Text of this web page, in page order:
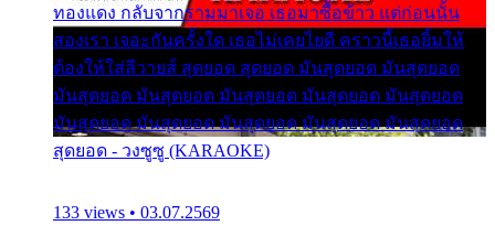
ทองแดง กลับจากรามมาเจอ เธอมาซื้อข้าว แต่ก่อนนั้น
สองเรา เจอะกันครั้งใด เธอไม่เคยไยดี คราวนี้เธอยิ้มให้
ต้องให้ใส่ลีวายส์ สุดยอด สุดยอด มันสุดยอด มันสุดยอด
มันสุดยอด มันสุดยอด มันสุดยอด มันสุดยอด มันสุดยอด
มันสุดยอด มันสุดยอด มันสุดยอด มันสุดยอด มันสุดยอด
สุดยอด - วงซูซู (KARAOKE)
133 views • 03.07.2569